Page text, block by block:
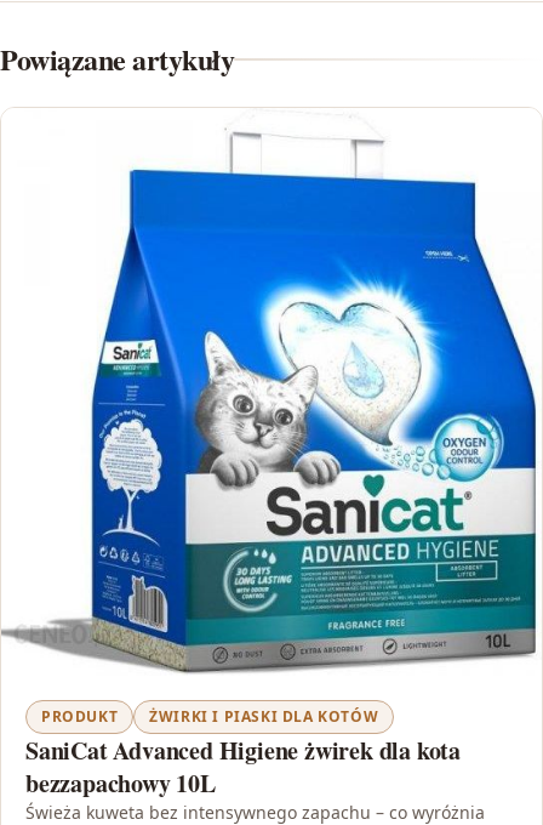
Powiązane artykuły
PRODUKT ŻWIRKI I PIASKI DLA KOTÓW
SaniCat Advanced Higiene żwirek dla kota
bezzapachowy 10L
Świeża kuweta bez intensywnego zapachu – co wyróżnia